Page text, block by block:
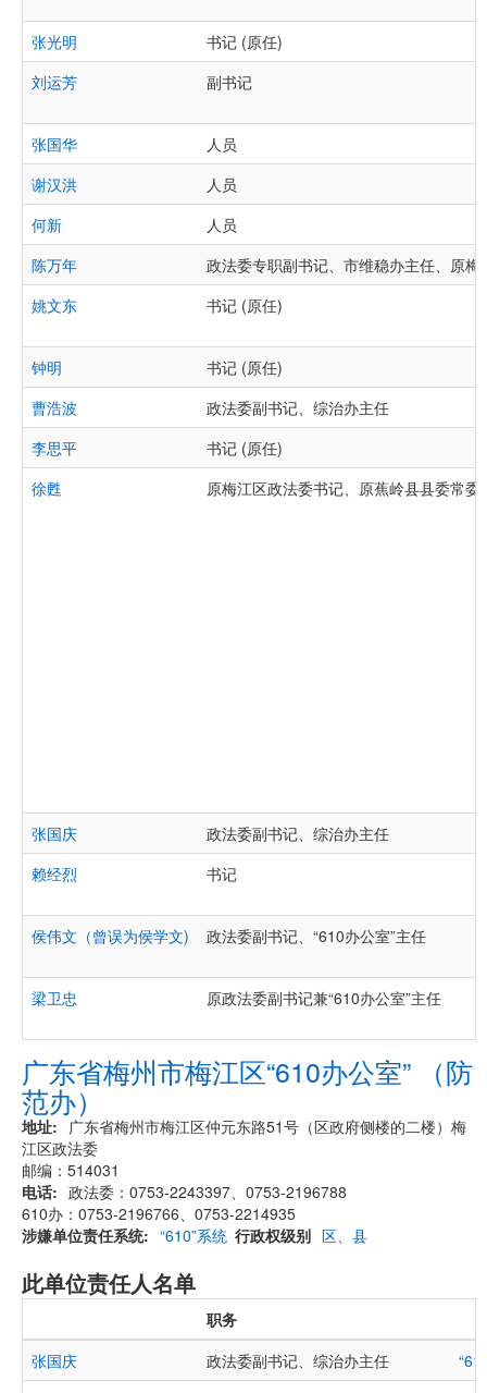
张光明
书记 (原任)
刘运芳
副书记
张国华
人员
谢汉洪
人员
何新
人员
陈万年
政法委专职副书记、市维稳办主任、原梅
姚文东
书记 (原任)
钟明
书记 (原任)
曹浩波
政法委副书记、综治办主任
李思平
书记 (原任)
徐甦
原梅江区政法委书记、原蕉岭县县委常委
张国庆
政法委副书记、综治办主任
赖经烈
书记
侯伟文（曾误为侯学文) 政法委副书记、“610办公室”主任
梁卫忠 原政法委副书记兼“610办公室”主任
广东省梅州市梅江区“610办公室” （防
范办）
地址
广东省梅州市梅江区仲元东路51号（区政府侧楼的二楼）梅
江区政法委
邮编：514031
电话
政法委：0753-2243397、0753-2196788
610办：0753-2196766、0753-2214935
涉嫌单位责任系统
“610”系统 行政权级别 区、县
此单位责任人名单
职务
张国庆
政法委副书记、综治办主任